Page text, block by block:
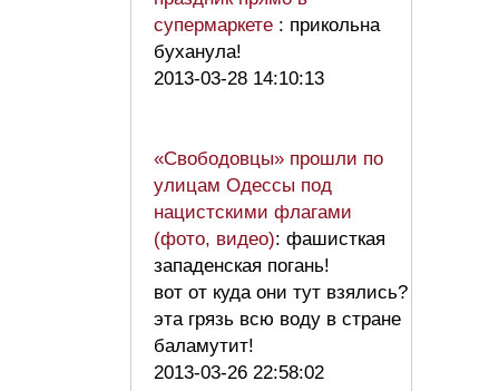
супермаркете : прикольна
буханула!
2013-03-28 14:10:13
«Свободовцы» прошли по
улицам Одессы под
нацистскими флагами
(фото, видео): фашисткая
западенская погань!
вот от куда они тут взялись?
эта грязь всю воду в стране
баламутит!
2013-03-26 22:58:02